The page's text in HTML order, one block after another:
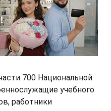
700 Национальной
учебного
работники